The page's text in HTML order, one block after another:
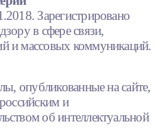
Зарегистрировано
в сфере связи,
и массовых коммуникаций.
опубликованные на сайте,
и
об интеллектуальной